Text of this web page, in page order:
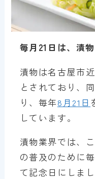
毎月21日は、漬
漬物は名古屋市
とされており、
り、毎年8月21日
しています。
漬物業界では、
の普及のために
て記念日にしまし